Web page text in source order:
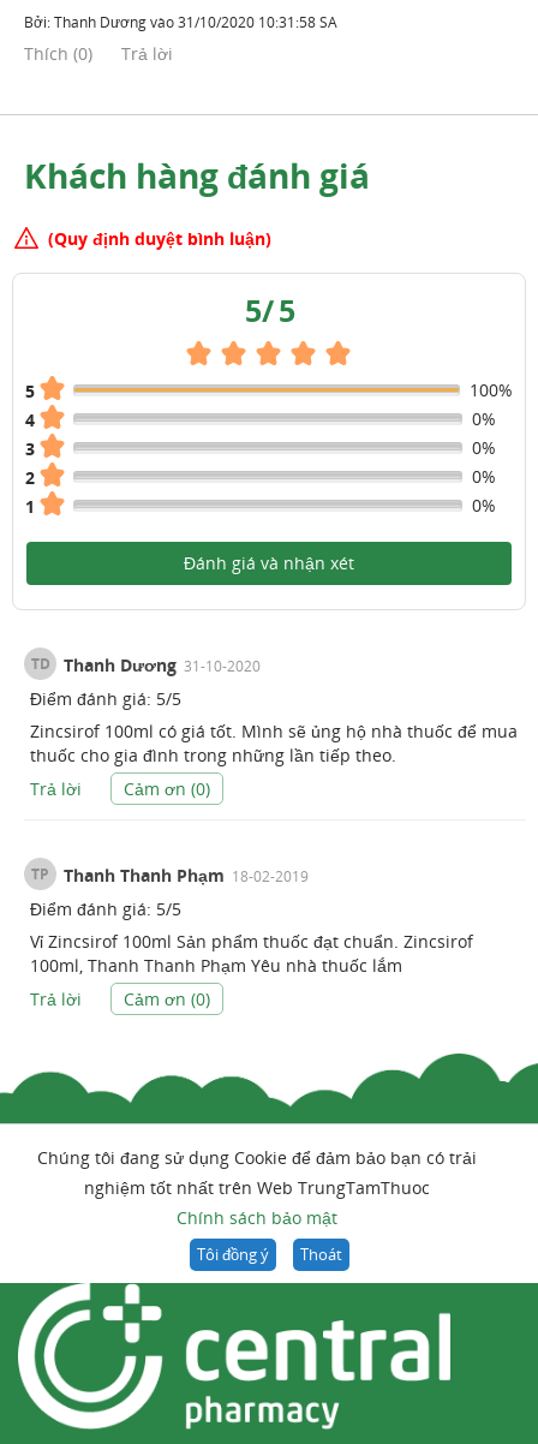
Bởi:Thanh Dươngvào31/10/2020 10:31:58 SA
Thích (0) Trả lời
Khách hàng đánh giá
(Quy định duyệt bình luận)
5/5
5
100%
4
0%
3
0%
2
0%
1
0%
Đánh giá và nhận xét
TD Thanh Dương 31-10-2020
Điểm đánh giá: 5/5
Zincsirof 100ml có giá tốt. Mình sẽ ủng hộ nhà thuốc để mua
thuốc cho gia đình trong những lần tiếp theo.
Trả lời
Cảm ơn (0)
TP Thanh Thanh Phạm 18-02-2019
Điểm đánh giá: 5/5
Vỉ Zincsirof 100ml Sản phẩm thuốc đạt chuẩn. Zincsirof
100ml, Thanh Thanh Phạm Yêu nhà thuốc lắm
Trả lời
Cảm ơn (0)
Chúng tôi đang sử dụng Cookie để đảm bảo bạn có trải
nghiệm tốt nhất trên Web TrungTamThuoc
Chính sách bảo mật
Tôi đồng ý Thoát